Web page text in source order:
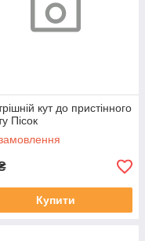
кут до пристінного
Пісок
Купити